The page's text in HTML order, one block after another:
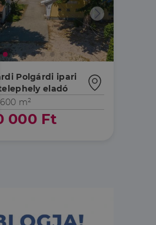
Polgárdi ipari
eladó
600 m²
000 Ft